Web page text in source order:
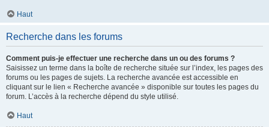
Haut
Recherche dans les forums
Comment puis-je effectuer une recherche dans un ou des forums ?
Saisissez un terme dans la boîte de recherche située sur l’index, les pages des
forums ou les pages de sujets. La recherche avancée est accessible en
cliquant sur le lien « Recherche avancée » disponible sur toutes les pages du
forum. L’accès à la recherche dépend du style utilisé.
Haut